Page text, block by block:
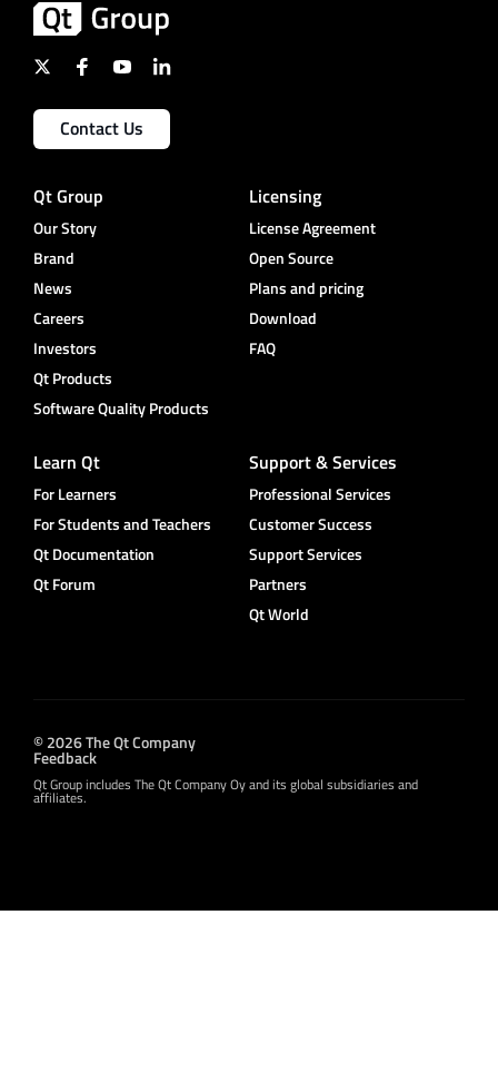
Contact Us
Qt Group
Our Story
Brand
News
Careers
Investors
Qt Products
Software Quality Products
Licensing
License Agreement
Open Source
Plans and pricing
Download
FAQ
Learn Qt
For Learners
For Students and Teachers
Qt Documentation
Qt Forum
Support & Services
Professional Services
Customer Success
Support Services
Partners
Qt World
© 2026 The Qt Company
Feedback
Qt Group includes The Qt Company Oy and its global subsidiaries and
affiliates.